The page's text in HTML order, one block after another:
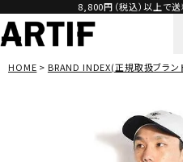
8,800円（税込）以上で送
HOME BRAND INDEX(正規取扱ブラン